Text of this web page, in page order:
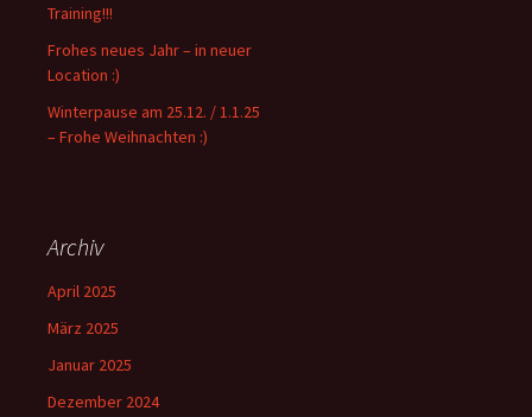
Training!!!
Frohes neues Jahr – in neuer
Location :)
Winterpause am 25.12. / 1.1.25
– Frohe Weihnachten :)
Archiv
April 2025
März 2025
Januar 2025
Dezember 2024